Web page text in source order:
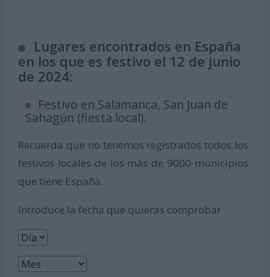
Lugares encontrados en España
en los que es festivo el 12 de junio
de 2024:
Festivo en Salamanca, San Juan de
Sahagún (fiesta local).
Recuerda que no tenemos registrados todos los
festivos locales de los más de 9000 municipios
que tiene España.
Introduce la fecha que quieras comprobar